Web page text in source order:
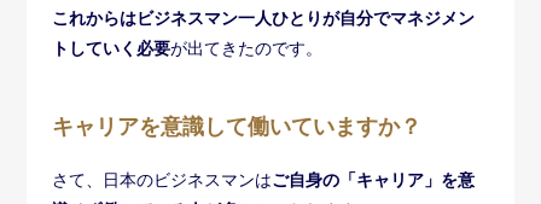
これからはビジネスマン一人ひとりが自分でマネジメン
トしていく必要が出てきたのです。
キャリアを意識して働いていますか？
さて、日本のビジネスマンはご自身の「キャリア」を意